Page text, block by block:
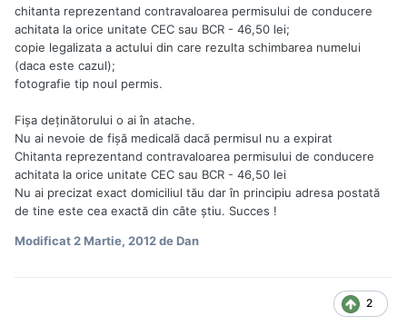
chitanta reprezentand contravaloarea permisului de conducere
achitata la orice unitate CEC sau BCR - 46,50 lei;
copie legalizata a actului din care rezulta schimbarea numelui
(daca este cazul);
fotografie tip noul permis.
Fişa deţinătorului o ai în atache.
Nu ai nevoie de fişă medicală dacă permisul nu a expirat
Chitanta reprezentand contravaloarea permisului de conducere
achitata la orice unitate CEC sau BCR - 46,50 lei
Nu ai precizat exact domiciliul tău dar în principiu adresa postată
de tine este cea exactă din câte ştiu. Succes !
Modificat2 Martie, 2012de Dan
2